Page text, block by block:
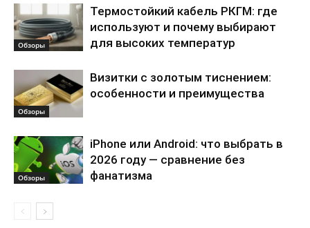
Обзоры
Термостойкий кабель РКГМ: где
используют и почему выбирают
для высоких температур
Обзоры
Визитки с золотым тиснением:
особенности и преимущества
Обзоры
iPhone или Android: что выбрать в
2026 году — сравнение без
фанатизма